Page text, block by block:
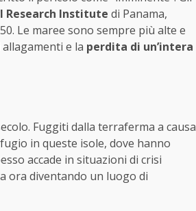
Research Institute di Panama,
Le maree sono sempre più alte e
e la perdita di un’intera
Fuggiti dalla terraferma a causa
in queste isole, dove hanno
accade in situazioni di crisi
ora diventando un luogo di